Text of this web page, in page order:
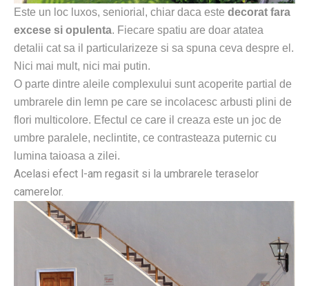
Este un loc luxos, seniorial, chiar daca este decorat fara
excese si opulenta. Fiecare spatiu are doar atatea
detalii cat sa il particularizeze si sa spuna ceva despre el.
Nici mai mult, nici mai putin.
O parte dintre aleile complexului sunt acoperite partial de
umbrarele din lemn pe care se incolacesc arbusti plini de
flori multicolore. Efectul ce care il creaza este un joc de
umbre paralele, neclintite, ce contrasteaza puternic cu
lumina taioasa a zilei.
Acelasi efect l-am regasit si la umbrarele teraselor
camerelor.